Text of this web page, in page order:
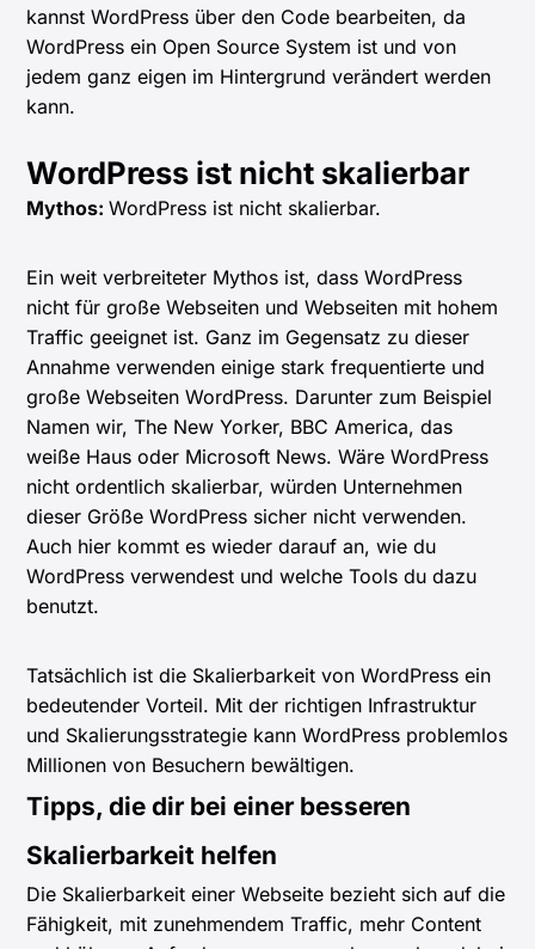
kannst WordPress über den Code bearbeiten, da
WordPress ein Open Source System ist und von
jedem ganz eigen im Hintergrund verändert werden
kann.
WordPress ist nicht skalierbar
Mythos:WordPress ist nicht skalierbar.
Ein weit verbreiteter Mythos ist, dass WordPress
nicht für große Webseiten und Webseiten mit hohem
Traffic geeignet ist. Ganz im Gegensatz zu dieser
Annahme verwenden einige stark frequentierte und
große Webseiten WordPress. Darunter zum Beispiel
Namen wir, The New Yorker, BBC America, das
weiße Haus oder Microsoft News. Wäre WordPress
nicht ordentlich skalierbar, würden Unternehmen
dieser Größe WordPress sicher nicht verwenden.
Auch hier kommt es wieder darauf an, wie du
WordPress verwendest und welche Tools du dazu
benutzt.
Tatsächlich ist die Skalierbarkeit von WordPress ein
bedeutender Vorteil. Mit der richtigen Infrastruktur
und Skalierungsstrategie kann WordPress problemlos
Millionen von Besuchern bewältigen.
Tipps, die dir bei einer besseren
Skalierbarkeit helfen
Die Skalierbarkeit einer Webseite bezieht sich auf die
Fähigkeit, mit zunehmendem Traffic, mehr Content